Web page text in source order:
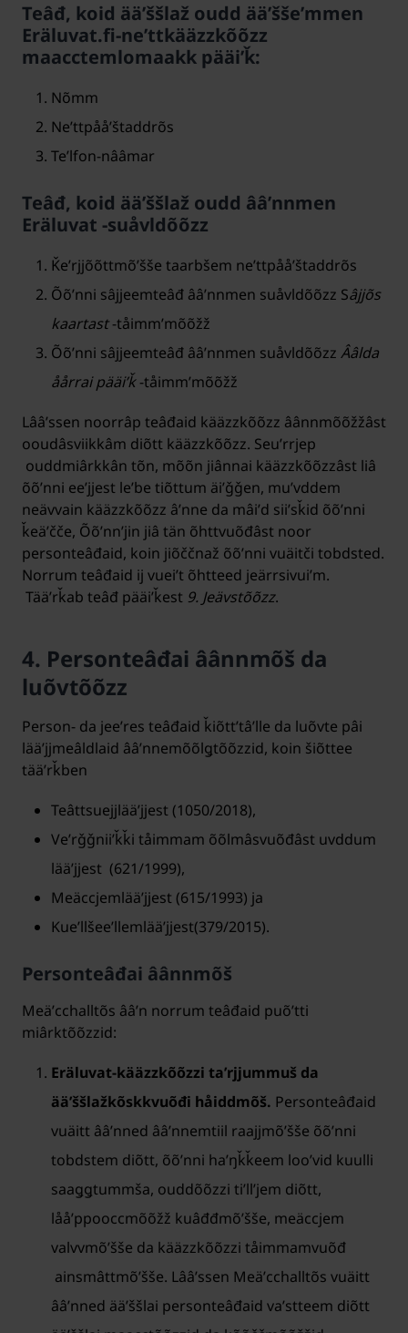
Teâđ, koid ääʹššlaž oudd ääʹššeʹmmen
Eräluvat.fi-neʹttkääzzkõõzz
maacctemlomaakk pääiʹǩ:
Nõmm
Neʹttpååʹštaddrõs
Teʹlfon-nââmar
Teâđ, koid ääʹššlaž oudd ââʹnnmen
Eräluvat -suåvldõõzz
Ǩeʹrjjõõttmõʹšše taarbšem neʹttpååʹštaddrõs
Õõʹnni sâjjeemteâđ ââʹnnmen suåvldõõzz Sâjjõs
kaartast-tåimmʼmõõžž
Õõʹnni sâjjeemteâđ ââʹnnmen suåvldõõzz Ââlda
åårrai pääiʹǩ-tåimmʼmõõžž
Lââʹssen noorrâp teâđaid kääzzkõõzz âânnmõõžžâst
ooudâsviikkâm diõtt kääzzkõõzz. Seuʹrrjep
ouddmiârkkân tõn, mõõn jiânnai kääzzkõõzzâst liâ
õõʹnni eeʹjjest leʹbe tiõttum äiʹǧǧen, muʹvddem
neävvain kääzzkõõzz âʹnne da mâiʹd siiʹsǩid õõʹnni
ǩeäʹčče, Õõʹnnʼjin jiâ tän õhttvuõđâst noor
personteâđaid, koin jiõččnaž õõʹnni vuäitči tobdsted.
Norrum teâđaid ij vueiʹt õhtteed jeärrsivuiʹm.
Tääʹrǩab teâđ pääiʹǩest 9. Jeävstõõzz.
4. Personteâđai âânnmõš da
luõvtõõzz
Person- da jeeʹres teâđaid ǩiõttʼtâʹlle da luõvte pâi
lääʹjjmeâldlaid ââʹnnemõõlǥtõõzzid, koin šiõttee
tääʹrǩben
Teâttsuejjlääʹjjest (1050/2018),
Veʹrǧǧniiʹǩǩi tåimmam õõlmâsvuõđâst uvddum
lääʹjjest (621/1999),
Meäccjemlääʹjjest (615/1993) ja
Kueʹllšeeʹllemlääʹjjest(379/2015).
Personteâđai âânnmõš
Meäʹcchalltõs ââʹn norrum teâđaid puõʹtti
miârktõõzzid:
Eräluvat-kääzzkõõzzi taʹrjjummuš da
ääʹššlažkõskkvuõđi håiddmõš. Personteâđaid
vuäitt ââʹnned ââʹnnemtiil raajjmõʹšše õõʹnni
tobdstem diõtt, õõʹnni haʹŋǩǩeem looʹvid kuulli
saaǥǥtummša, ouddõõzzi tiʹllʼjem diõtt,
lååʹppooccmõõžž kuâđđmõʹšše, meäccjem
valvvmõʹšše da kääzzkõõzzi tåimmamvuõđ
ainsmâttmõʹšše. Lââʹssen Meäʹcchalltõs vuäitt
ââʹnned ääʹššlai personteâđaid vaʹstteem diõtt